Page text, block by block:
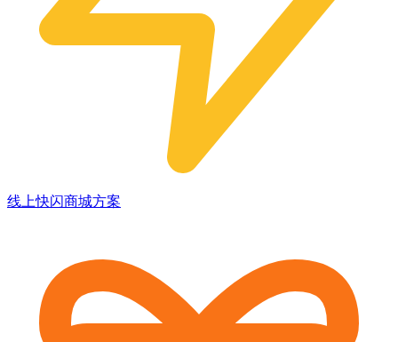
线上快闪商城方案